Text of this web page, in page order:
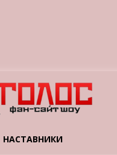
НАСТАВНИКИ